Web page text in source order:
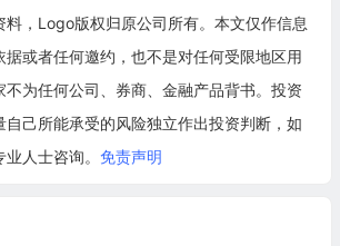
料，Logo版权归原公司所有。本文仅作信息
据或者任何邀约，也不是对任何受限地区用
不为任何公司、券商、金融产品背书。投资
自己所能承受的风险独立作出投资判断，如
人士咨询。 免责声明